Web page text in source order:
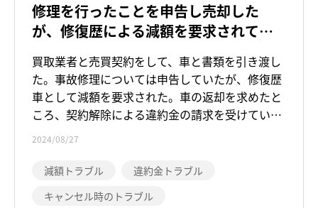
修理を行ったことを申告し売却した
が、修復歴による減額を要求されてい
る。納得できず返車を求めたところ、
違約金を請求された。
買取業者と売買契約をして、車と書類を引き渡し
た。事故修理については申告していたが、修復歴
車として減額を要求された。車の返却を求めたと
ころ、契約解除による違約金の請求を受けてい
る。
2024/08/27
減額トラブル
違約金トラブル
キャンセル時のトラブル